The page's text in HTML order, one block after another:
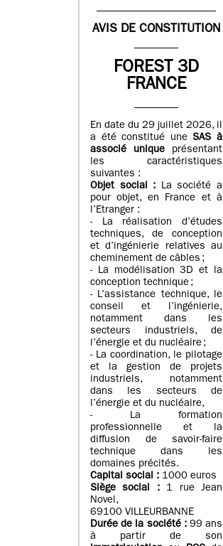
AVIS DE CONSTITUTION
FOREST 3D
FRANCE
En date du 29 juillet 2026, il
a été constitué uneSAS à
associé unique présentant
les caractéristiques
suivantes :
Objet social : La société a
pour objet, en France et à
l’Etranger :
- La réalisation d’études
techniques, de conception
et d’ingénierie relatives au
cheminement de câbles ;
- La modélisation 3D et la
conception technique ;
- L’assistance technique, le
conseil et l’ingénierie,
notamment dans les
secteurs industriels, de
l’énergie et du nucléaire ;
- La coordination, le pilotage
et la gestion de projets
industriels, notamment
dans les secteurs de
l’énergie et du nucléaire,
- La formation
professionnelle et la
diffusion de savoir-faire
technique dans les
domaines précités.
Capital social : 1000 euros
Siège social :1 rue Jean
Novel,
69100 VILLEURBANNE
Durée de la société :99 ans
à partir de son